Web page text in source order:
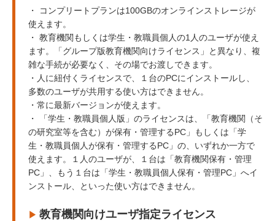
・ コンプリートプランは100GBのオンラインストレージが
使えます。
・ 教育機関もしくは学生・教職員個人の1人のユーザが使え
ます。「グループ版教育機関向けライセンス」と異なり、複
雑な手続が必要なく、その場でお渡しできます。
・人に紐付くライセンスで、１台のPCにインストールし、
多数のユーザが共用する使い方はできません。
・常に最新バージョンが使えます。
・ 「学生・教職員個人版」のライセンスは、「教育機関（そ
の研究室等を含む）が保有・管理するPC」もしくは「学
生・教職員個人が保有・管理するPC」の、いずれか一方で
使えます。１人のユーザが、１台は「教育機関保有・管理
PC」、もう１台は「学生・教職員個人保有・管理PC」へイ
ンストール、といった使い方はできません。
▶︎ 教育機関向けユーザ指定ライセンス